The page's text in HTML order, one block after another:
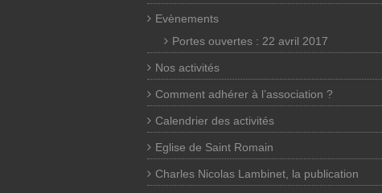
Evènements
Portes ouvertes : 22 avril 2017
Nos activités
Comment adhérer à l’association ?
Calendrier des activités
Eglise de Saint Romain
Charles Nicolas Lambinet, la publication